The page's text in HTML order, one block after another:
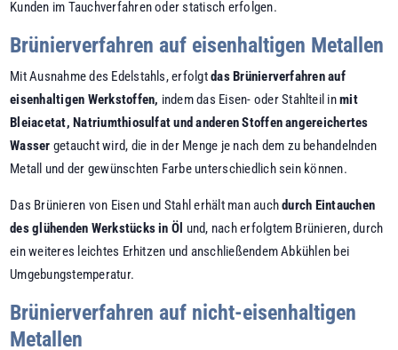
Kunden im Tauchverfahren oder statisch erfolgen.
Brünierverfahren auf eisenhaltigen Metallen
Mit Ausnahme des Edelstahls, erfolgtdas Brünierverfahren auf
eisenhaltigen Werkstoffen, indem das Eisen- oder Stahlteil inmit
Bleiacetat, Natriumthiosulfat und anderen Stoffen angereichertes
Wasser getaucht wird, die in der Menge je nach dem zu behandelnden
Metall und der gewünschten Farbe unterschiedlich sein können.
Das Brünieren von Eisen und Stahl erhält man auchdurch Eintauchen
des glühenden Werkstücks in Öl und, nach erfolgtem Brünieren, durch
ein weiteres leichtes Erhitzen und anschließendem Abkühlen bei
Umgebungstemperatur.
Brünierverfahren auf nicht-eisenhaltigen
Metallen